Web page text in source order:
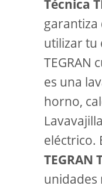
Técnica
garantiza
utilizar tu
TEGRAN
es una
horno,
eléctrico.
TEGRAN
unidades